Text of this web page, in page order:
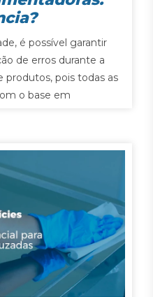
é possível garantir
de erros durante a
produtos, pois todas as
o base em